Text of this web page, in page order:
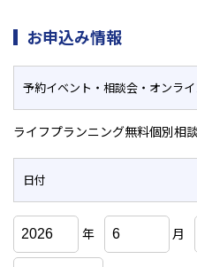
お申込み情報
予約イベント・相談会・ オンラ
ライフプランニング無料個別相
日付
年 月